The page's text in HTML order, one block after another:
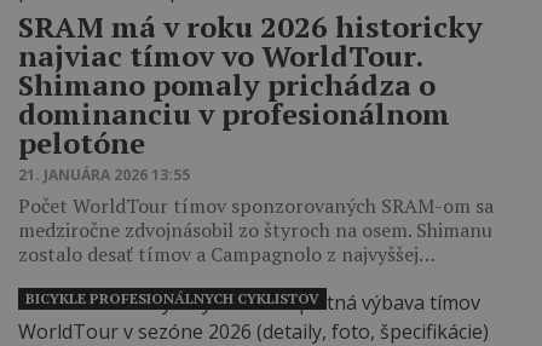
SRAM má v roku 2026 historicky
najviac tímov vo WorldTour.
Shimano pomaly prichádza o
dominanciu v profesionálnom
pelotóne
21. JANUÁRA 2026 13:55
Počet WorldTour tímov sponzorovaných SRAM-om sa
medziročne zdvojnásobil zo štyroch na osem. Shimanu
zostalo desať tímov a Campagnolo z najvyššej…
BICYKLE PROFESIONÁLNYCH CYKLISTOV